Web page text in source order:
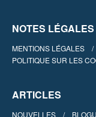
NOTES LÉGALES
MENTIONS LÉGALES
POLITIQUE SUR LES
ARTICLES
NOUVELLES